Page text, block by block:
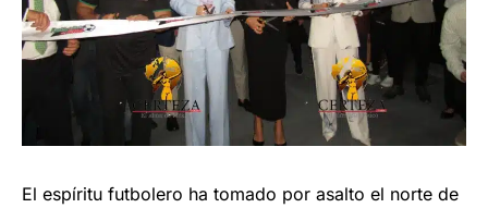
El espíritu futbolero ha tomado por asalto el norte de